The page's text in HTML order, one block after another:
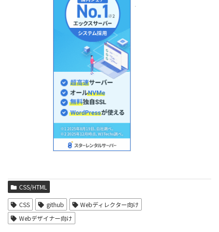
CSS/HTML
CSS github
Webディレクター向け
Webデザイナー向け